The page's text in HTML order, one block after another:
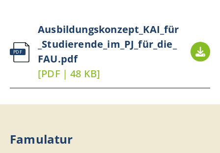
Ausbildungskonzept_KAI_für
_Studierende_im_PJ_für_die_
FAU.pdf
[PDF | 48 KB]
Famulatur